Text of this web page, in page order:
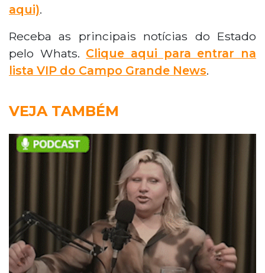
aqui).
Receba as principais notícias do Estado
pelo Whats. Clique aqui para entrar na
lista VIP do Campo Grande News.
VEJA TAMBÉM